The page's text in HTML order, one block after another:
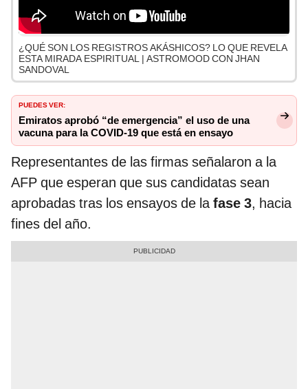
¿QUÉ SON LOS REGISTROS AKÁSHICOS? LO QUE REVELA
ESTA MIRADA ESPIRITUAL | ASTROMOOD CON JHAN
SANDOVAL
PUEDES VER:
Emiratos aprobó “de emergencia” el uso de una
vacuna para la COVID-19 que está en ensayo
Representantes de las firmas señalaron a la
AFP que esperan que sus candidatas sean
aprobadas tras los ensayos de lafase 3, hacia
fines del año.